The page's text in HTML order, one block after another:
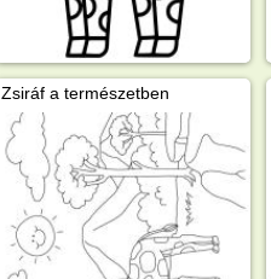
Zsiráf a természetben